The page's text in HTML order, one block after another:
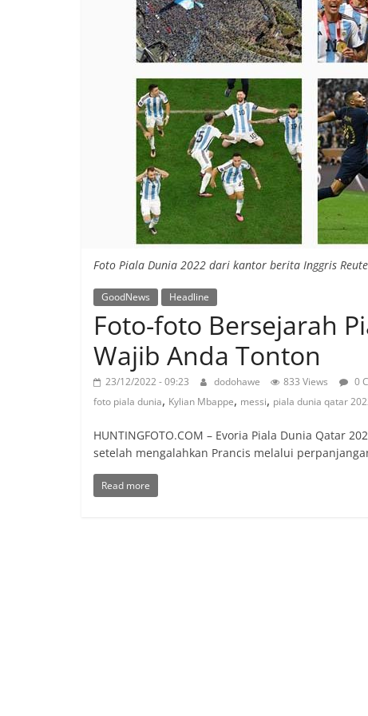
Foto Piala Dunia 2022 dari kantor berita Inggris
GoodNews Headline
Foto-foto Bersejarah
Wajib Anda Tonton
23/12/2022 - 09:23 dodohawe 833 Views 0
foto piala dunia, Kylian Mbappe, messi, piala dunia qatar
HUNTINGFOTO.COM – Evoria Piala Dunia Qatar
setelah mengalahkan Prancis melalui
Read more